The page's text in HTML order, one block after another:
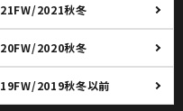
21FW/2021秋冬
20FW/2020秋冬
19FW/2019秋冬以前